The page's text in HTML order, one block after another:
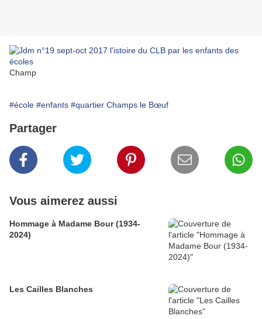
Champ
#école #enfants #quartier Champs le Bœuf
Partager
Vous aimerez aussi
Hommage à Madame Bour (1934-
2024)
Les Cailles Blanches